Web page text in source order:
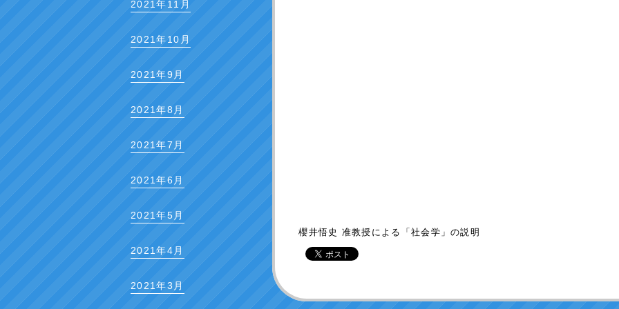
2021年11月
2021年10月
2021年9月
2021年8月
2021年7月
2021年6月
2021年5月
2021年4月
2021年3月
2021.08.01.